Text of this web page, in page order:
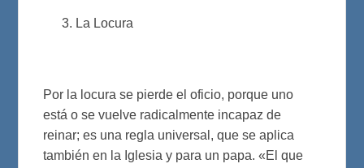
La Locura
Por la locura se pierde el oficio, porque uno
está o se vuelve radicalmente incapaz de
reinar; es una regla universal, que se aplica
también en la Iglesia y para un papa. «El que